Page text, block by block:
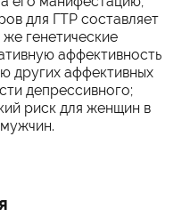
для ГТР составляет
генетические
аффективность
других аффективных
депрессивного;
риск для женщин в